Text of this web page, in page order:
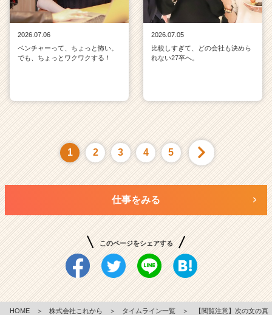
2026.07.06
ベンチャーって、ちょっと怖い。
でも、ちょっとワクワクする！
2026.07.05
比較しすぎて、どの会社も決めら
れない27卒へ。
1 2 3 4 5
仕事をみる
このページをシェアする
HOME ＞ 株式会社これから ＞ タイムライン一覧 ＞
【閲覧注意】次の文の真